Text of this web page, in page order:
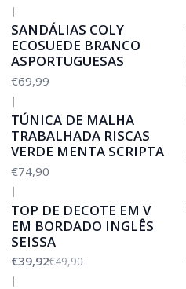
|
SANDÁLIAS COLY
ECOSUEDE BRANCO
ASPORTUGUESAS
€69,99
|
TÚNICA DE MALHA
TRABALHADA RISCAS
VERDE MENTA SCRIPTA
€74,90
|
TOP DE DECOTE EM V
EM BORDADO INGLÊS
SEISSA
€39,92€49,90
|